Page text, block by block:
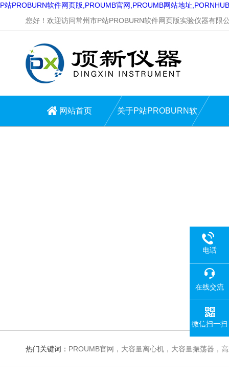
P站PROBURN软件网页版,PROUMB官网,PROUMB网站地址
您好！欢迎访问常州市P站PROBURN软件网页版实验仪器有限公
网站首页 关于P站PROBURN软
热门关键词： PROUMB官网，大容量离心机，大容量振荡器，高速冷冻离心机，生化、光照、振荡培养箱，磁力搅拌器
电话
在线交流
微信扫一扫